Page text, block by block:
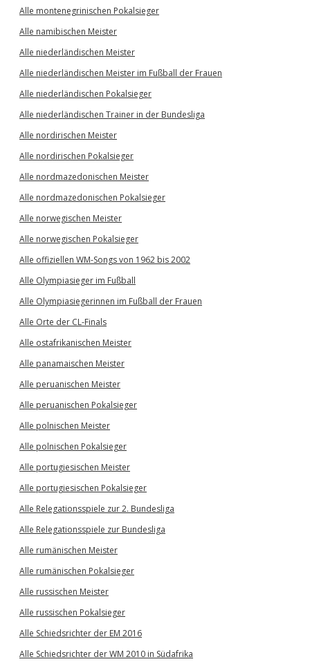
Alle montenegrinischen Pokalsieger
Alle namibischen Meister
Alle niederländischen Meister
Alle niederländischen Meister im Fußball der Frauen
Alle niederländischen Pokalsieger
Alle niederländischen Trainer in der Bundesliga
Alle nordirischen Meister
Alle nordirischen Pokalsieger
Alle nordmazedonischen Meister
Alle nordmazedonischen Pokalsieger
Alle norwegischen Meister
Alle norwegischen Pokalsieger
Alle offiziellen WM-Songs von 1962 bis 2002
Alle Olympiasieger im Fußball
Alle Olympiasiegerinnen im Fußball der Frauen
Alle Orte der CL-Finals
Alle ostafrikanischen Meister
Alle panamaischen Meister
Alle peruanischen Meister
Alle peruanischen Pokalsieger
Alle polnischen Meister
Alle polnischen Pokalsieger
Alle portugiesischen Meister
Alle portugiesischen Pokalsieger
Alle Relegationsspiele zur 2. Bundesliga
Alle Relegationsspiele zur Bundesliga
Alle rumänischen Meister
Alle rumänischen Pokalsieger
Alle russischen Meister
Alle russischen Pokalsieger
Alle Schiedsrichter der EM 2016
Alle Schiedsrichter der WM 2010 in Südafrika